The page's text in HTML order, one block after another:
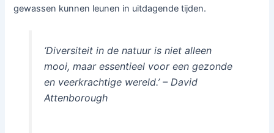
gewassen kunnen leunen in uitdagende tijden.
‘Diversiteit in de natuur is niet alleen
mooi, maar essentieel voor een gezonde
en veerkrachtige wereld.’ – David
Attenborough